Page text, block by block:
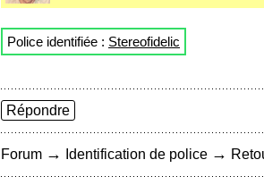
Police identifiée : Stereofidelic
Répondre
Forum → Identification de police →